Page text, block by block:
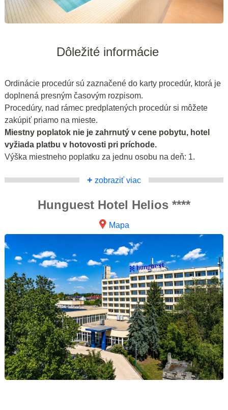
Dôležité informácie
Ordinácie procedúr sú zaznačené do karty procedúr, ktorá je
doplnená presným časovým rozpisom.
Procedúry, nad rámec predplatených procedúr si môžete
zakúpiť priamo na mieste.
Miestny poplatok nie je zahrnutý v cene pobytu, hotel
vyžiada platbu v hotovosti pri príchode.
Výška miestneho poplatku za jednu osobu na deň: 1.
+ zobraziť viac
Hunguest Hotel Helios ****
Mapa